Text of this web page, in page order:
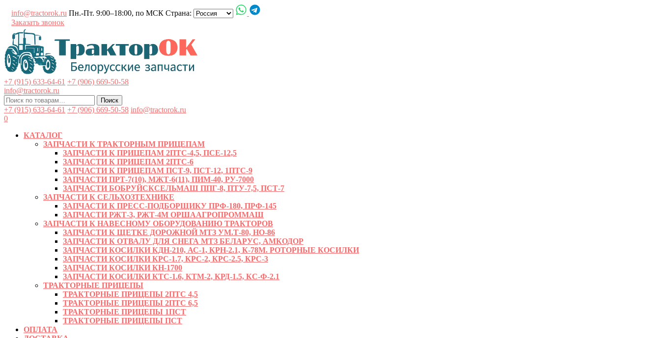
содержимому
info@tractorok.ru Пн.-Пт. 9:00–18:00, по МСК Страна:
Заказать звонок
+7 (915) 633-64-61 +7 (906) 669-50-58
info@tractorok.ru
Искать:
Поиск
+7 (915) 633-64-61 +7 (906) 669-50-58 info@tractorok.ru
0
КАТАЛОГ
ЗАПЧАСТИ К ТРАКТОРНЫМ ПРИЦЕПАМ
ЗАПЧАСТИ К ПРИЦЕПАМ 2ПТС-4,5, ПСЕ-12,5
ЗАПЧАСТИ К ПРИЦЕПАМ 2ПТС-6
ЗАПЧАСТИ К ПРИЦЕПАМ ПСТ-9, ПСТ-12, 1ПТС-9
ЗАПЧАСТИ ПРТ-7(10), МЖТ-6(11), ПИМ-40, РУ-7000
ЗАПЧАСТИ БОБРУЙСКСЕЛЬМАШ ППГ-8, ПТУ-7,5, ПСТ-7
ЗАПЧАСТИ К СЕЛЬХОЗТЕХНИКЕ
ЗАПЧАСТИ К ПРЕСС-ПОДБОРЩИКУ ПРФ-180, ПРФ-145
ЗАПЧАСТИ РЖТ-3, РЖТ-4М ОРШААГРОПРОММАШ
ЗАПЧАСТИ К НАВЕСНОМУ ОБОРУДОВАНИЮ ТРАКТОРОВ
ЗАПЧАСТИ К ЩЕТКЕ ДОРОЖНОЙ МТЗ УМ.Т-80, НО-86
ЗАПЧАСТИ К ОТВАЛУ ДЛЯ СНЕГА МТЗ БЕЛАРУС, АМКОДОР
ЗАПЧАСТИ КОСИЛКИ КДН-210, АС-1, КРН-2.1, К-78М. РОТОРНЫЕ КОСИЛКИ
ЗАПЧАСТИ КОСИЛКИ КРС-1.7, КРС-2, КРС-2.5, КРС-3
ЗАПЧАСТИ КОСИЛКИ КН-1700
ЗАПЧАСТИ КОСИЛКИ КТС-1.6, КТМ-2, КРД-1.5, КС-Ф-2.1
ТРАКТОРНЫЕ ПРИЦЕПЫ
ТРАКТОРНЫЕ ПРИЦЕПЫ 2ПТС 4,5
ТРАКТОРНЫЕ ПРИЦЕПЫ 2ПТС 6,5
ТРАКТОРНЫЕ ПРИЦЕПЫ 1ПСТ
ТРАКТОРНЫЕ ПРИЦЕПЫ ПСТ
ОПЛАТА